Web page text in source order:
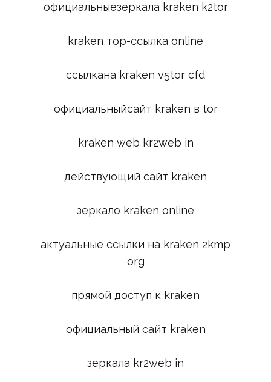
официальныезеркала kraken k2tor
kraken тор-ссылка online
ссылкана kraken v5tor cfd
официальныйсайт kraken в tor
kraken web kr2web in
действующий сайт kraken
зеркало kraken online
актуальные ссылки на kraken 2kmp
org
прямой доступ к kraken
официальный сайт kraken
зеркала kr2web in